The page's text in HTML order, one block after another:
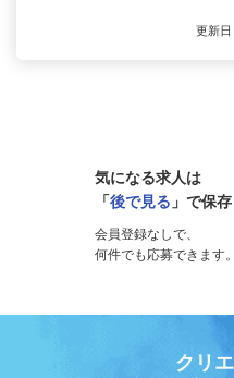
更新
気になる求人は
「後で見る 」で保存
会員登録なしで、
何件でも応募できます。
クリ